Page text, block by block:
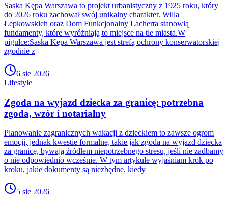
Saska Kępa Warszawa to projekt urbanistyczny z 1925 roku, który
do 2026 roku zachował swój unikalny charakter. Willa
Łepkowskich oraz Dom Funkcjonalny Lacherta stanowią
fundamenty, które wyróżniają to miejsce na tle miasta.W
pigułce:Saska Kępa Warszawa jest strefą ochrony konserwatorskiej
zgodnie z
6 sie 2026
Lifestyle
Zgoda na wyjazd dziecka za granicę: potrzebna
zgoda, wzór i notarialny
Planowanie zagranicznych wakacji z dzieckiem to zawsze ogrom
emocji, jednak kwestie formalne, takie jak zgoda na wyjazd dziecka
za granicę, bywają źródłem niepotrzebnego stresu, jeśli nie zadbamy
o nie odpowiednio wcześnie. W tym artykule wyjaśniam krok po
kroku, jakie dokumenty są niezbędne, kiedy
5 sie 2026